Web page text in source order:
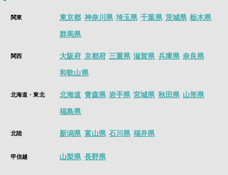
関東 東京都 神奈川県 埼玉県 千葉県 茨城県 栃木県
群馬県
関西 大阪府 京都府 三重県 滋賀県 兵庫県 奈良県
和歌山県
北海道・東北 北海道 青森県 岩手県 宮城県 秋田県 山形県
福島県
北陸 新潟県 富山県 石川県 福井県
甲信越 山梨県 長野県